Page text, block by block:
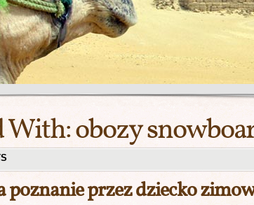
With:obozy
poznanie przez dziecko